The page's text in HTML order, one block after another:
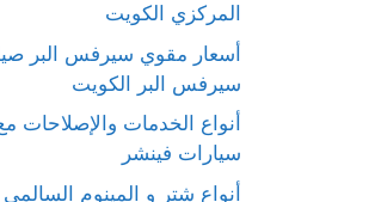
المركزي الكويت
أسعار مقوي سيرفس البر
سيرفس البر الكويت
أنواع الخدمات والإصلاحات
سيارات فينشر
أنواع شتر و المينوم